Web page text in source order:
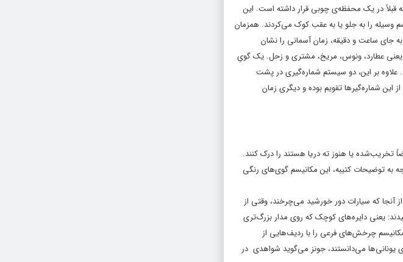
قبلاً در یک محفظه‌ی چوبی قرار داشته است. این
وسیله را به جلو یا به عقب کوک می‌کردند. همزمان
ساعت و دقیقه، زمان آسمانی را نشان
یعنی عطارد، ونوس، مریخ، مشتری و زحل. یک گویِ
علاوه بر این، دو سیستم شماره‌گیری در پشت
شماره‌گیر‌ها تقویم بوده و دیگری زمان
تخریب‌شده یا هنوز ته دریا هستند را درک کنند.
به توضیحات کتیبه، این مکانیسم گوی‌های رنگی
که سیارات دور خورشید می‌چرخند، وقتی از
یعنی دایره‌های کوچک که روی مدار بزرگ‌تری
چرخش‌های فرعی را با ردیف‌هایی از
یونانی‌ها می‌دانستند، جونز می‌گوید شواهدی در